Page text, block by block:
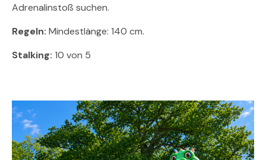
Adrenalinstoß suchen.
Regeln: Mindestlänge: 140 cm.
Stalking: 10 von 5